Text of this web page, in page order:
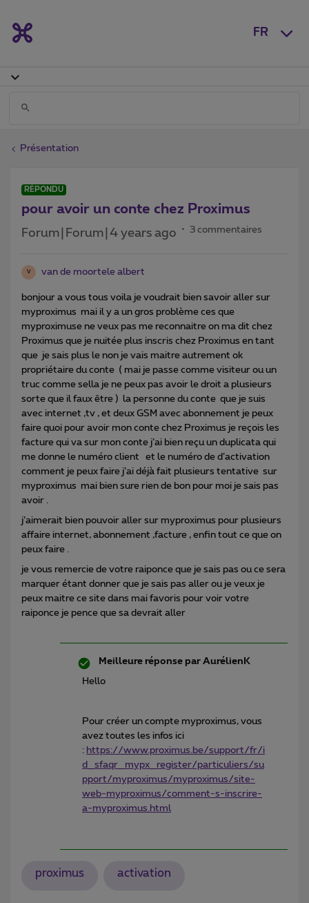
FR
Présentation
RÉPONDU
pour avoir un conte chez Proximus
Forum|Forum|4 years ago 3 commentaires
V van de moortele albert
bonjour a vous tous voila je voudrait bien savoir aller sur
myproximus mai il y a un gros problème ces que
myproximuse ne veux pas me reconnaitre on ma dit chez
Proximus que je nuitée plus inscris chez Proximus en tant
que je sais plus le non je vais maitre autrement ok
propriétaire du conte ( mai je passe comme visiteur ou un
truc comme sella je ne peux pas avoir le droit a plusieurs
sorte que il faux être ) la personne du conte que je suis
avec internet ,tv , et deux GSM avec abonnement je peux
faire quoi pour avoir mon conte chez Proximus je reçois les
facture qui va sur mon conte j’ai bien reçu un duplicata qui
me donne le numéro client et le numéro de d’activation
comment je peux faire j’ai déjà fait plusieurs tentative sur
myproximus mai bien sure rien de bon pour moi je sais pas
avoir .
j’aimerait bien pouvoir aller sur myproximus pour plusieurs
affaire internet, abonnement ,facture , enfin tout ce que on
peux faire .
je vous remercie de votre raiponce que je sais pas ou ce sera
marquer étant donner que je sais pas aller ou je veux je
peux maitre ce site dans mai favoris pour voir votre
raiponce je pence que sa devrait aller
Meilleure réponse par AurélienK
Hello
Pour créer un compte myproximus, vous
avez toutes les infos ici
: https://www.proximus.be/support/fr/i
d_sfaqr_mypx_register/particuliers/su
pport/myproximus/myproximus/site-
web-myproximus/comment-s-inscrire-
a-myproximus.html
proximus activation